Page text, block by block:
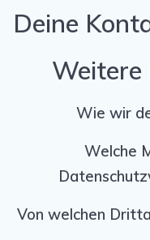
Deine
Wie wir
Welche
Von welchen